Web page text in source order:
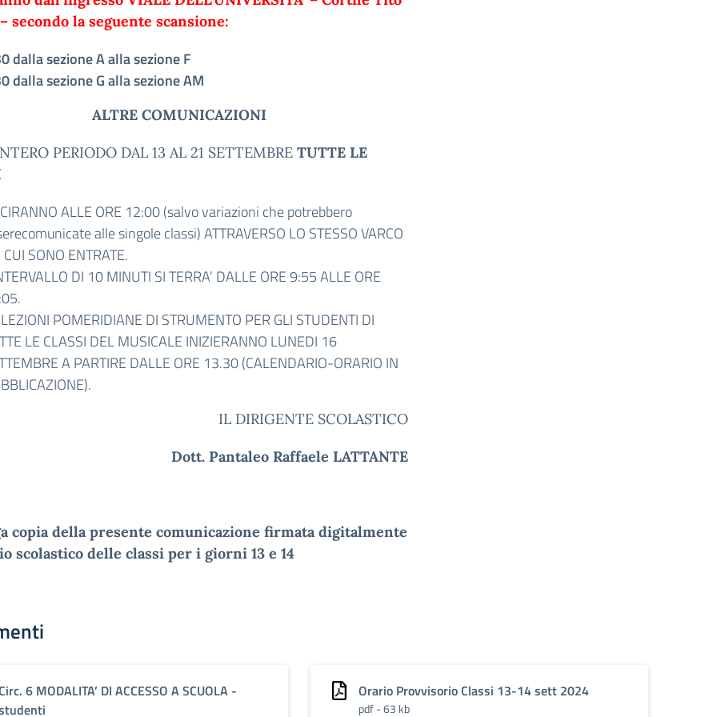
secondo la seguente scansione:
dallasezioneAallasezioneF
dallasezioneGallasezioneAM
ALTRE COMUNICAZIONI
PERIODO DAL 13 AL 21 SETTEMBRE TUTTE LE
ALLE ORE 12:00 (salvo variazioni che potrebbero
alle singole classi) ATTRAVERSO LO STESSO VARCO
SONO ENTRATE.
DI 10 MINUTI SI TERRA’ DALLE ORE 9:55 ALLE ORE
POMERIDIANE DI STRUMENTO PER GLI STUDENTI DI
LE CLASSI DEL MUSICALE INIZIERANNO LUNEDI 16
A PARTIRE DALLE ORE 13.30 (CALENDARIO-ORARIO IN
IL DIRIGENTE SCOLASTICO
Dott. Pantaleo Raffaele LATTANTE
copia della presente comunicazione firmata digitalmente
scolastico delle classi per i giorni 13 e 14
6 MODALITA’ DI ACCESSO A SCUOLA -
Orario Provvisorio Classi 13-14 sett 2024
pdf - 63 kb